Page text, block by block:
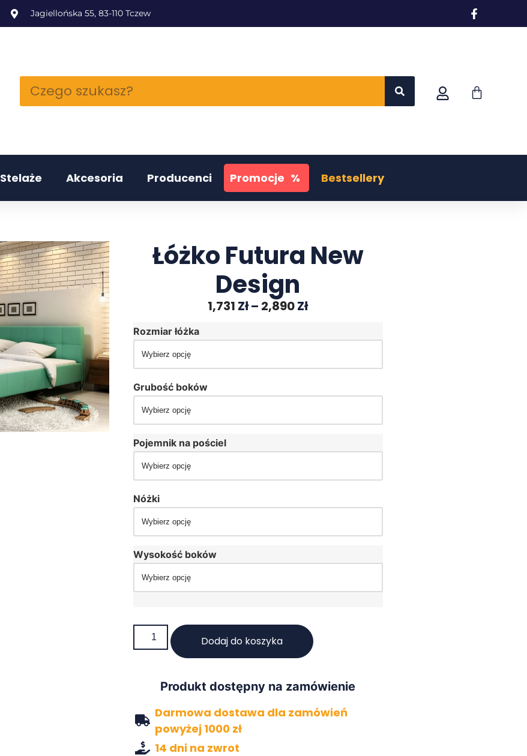
Jagiellońska 55, 83-110 Tczew
Stelaże Akcesoria Producenci Promocje % Bestsellery
Łóżko Futura New
Design
1,731 Zł– 2,890Zł
Rozmiar łóżka
Grubość boków
Pojemnik na pościel
Nóżki
Wysokość boków
Dodaj do koszyka
Produkt dostępny na zamówienie
Darmowa dostawa dla zamówień
powyżej 1000 zł
14 dni na zwrot